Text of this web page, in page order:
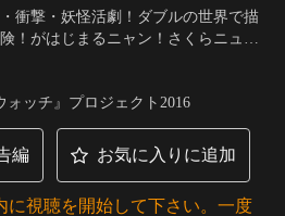
衝撃・妖怪活劇！ダブルの世界で描
！がはじまるニャン！さくらニュー
と痛い髪、手にはしわ、それから…
！突如訪れたのは、実写の世界！
ッチ』プロジェクト2016
編 お気に入りに追加
に視聴を開始して下さい。一度